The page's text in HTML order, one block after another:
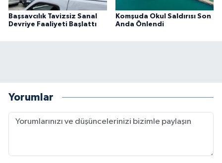
Başsavcılık Tavizsiz Sanal
Devriye Faaliyeti Başlattı
Komşuda Okul Saldırısı Son
Anda Önlendi
Yorumlar